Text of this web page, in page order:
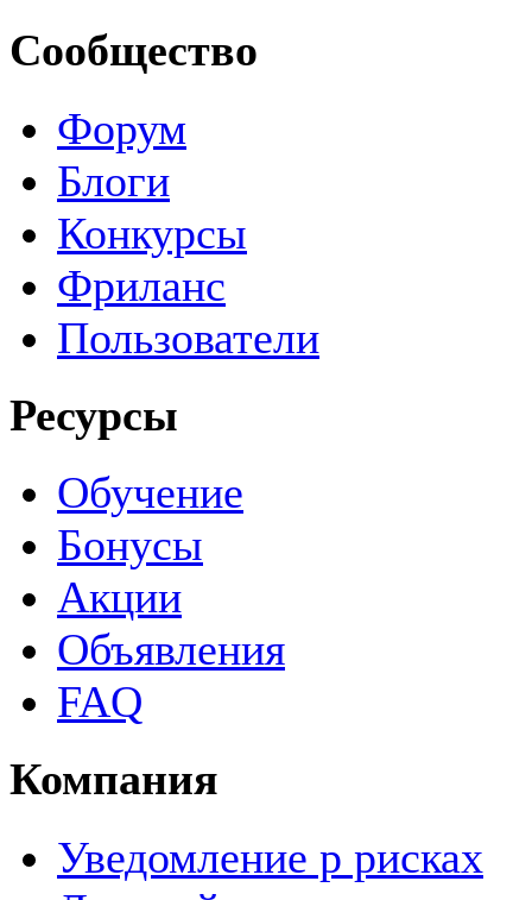
Сообщество
Форум
Блоги
Конкурсы
Фриланс
Пользователи
Ресурсы
Обучение
Бонусы
Акции
Объявления
FAQ
Компания
Уведомление р рисках